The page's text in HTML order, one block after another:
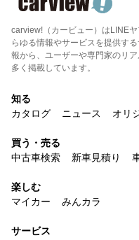
carview!（カービュー）はLINE
らゆる情報やサービスを提供す
報から、ユーザーや専門家のリ
多く掲載しています。
知る
カタログ
ニュース オリ
買う・売る
中古車検索
新車見積り
楽しむ
マイカー
みんカラ
サービス